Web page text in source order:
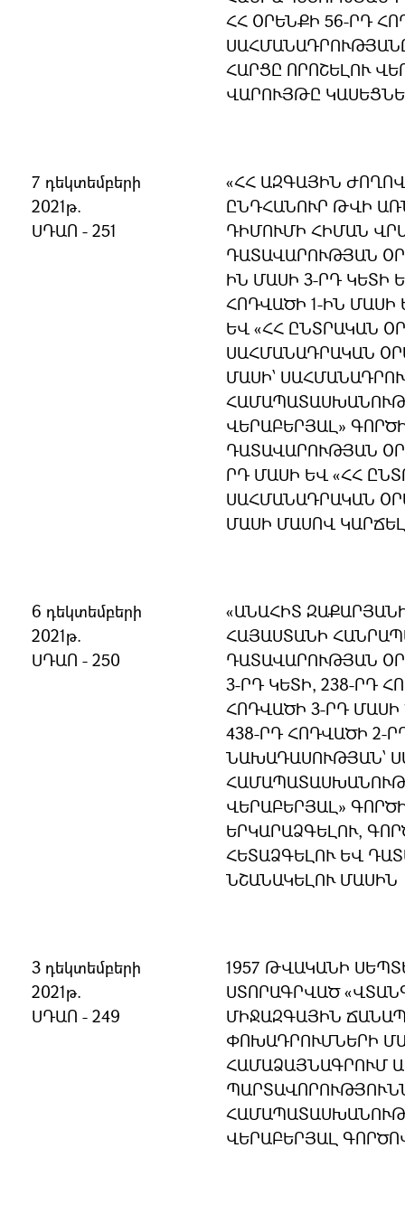
ՀՀ ՕՐԵՆՔԻ 56-ՐԴ
ՀԱՐՑԸ ՈՐՈՇԵԼՈՒ
ՎԱՐՈՒՅԹԸ
7 դեկտեմբերի
2021թ.
ՍԴԱՈ - 251
«ՀՀ ԱԶԳԱՅԻՆ
ԸՆԴՀԱՆՈՒՐ ԹՎԻ
ԴԻՄՈՒՄԻ ՀԻՄԱՆ
ԴԱՏԱՎԱՐՈՒԹՅԱՆ
ԻՆ ՄԱՍԻ 3-ՐԴ ԿԵՏԻ
ՀՈԴՎԱԾԻ 1-ԻՆ
ԵՎ «ՀՀ ԸՆՏՐԱԿԱՆ
ՍԱՀՄԱՆԱԴՐԱԿԱՆ
ՄԱՍԻ՝
ՎԵՐԱԲԵՐՅԱԼ»
ԴԱՏԱՎԱՐՈՒԹՅԱՆ
ՐԴ ՄԱՍԻ ԵՎ «ՀՀ
ՍԱՀՄԱՆԱԴՐԱԿԱՆ
ՄԱՍԻ ՄԱՍՈՎ
6 դեկտեմբերի
2021թ.
ՍԴԱՈ - 250
«ԱՆԱՀԻՏ
ՀԱՅԱՍՏԱՆԻ
ԴԱՏԱՎԱՐՈՒԹՅԱՆ
3-ՐԴ ԿԵՏԻ, 238-ՐԴ
ՀՈԴՎԱԾԻ 3-ՐԴ
438-ՐԴ ՀՈԴՎԱԾԻ 2-
ՆԱԽԱԴԱՍՈՒԹՅԱՆ՝
ՎԵՐԱԲԵՐՅԱԼ»
ԵՐԿԱՐԱՁԳԵԼՈՒ,
ՀԵՏԱՁԳԵԼՈՒ ԵՎ
ՆՇԱՆԱԿԵԼՈՒ ՄԱՍԻՆ
3 դեկտեմբերի
2021թ.
ՍԴԱՈ - 249
1957 ԹՎԱԿԱՆԻ
ՍՏՈՐԱԳՐՎԱԾ
ՄԻՋԱԶԳԱՅԻՆ
ՓՈԽԱԴՐՈՒՄՆԵՐԻ
ՀԱՄԱՁԱՅՆԱԳՐՈՒՄ
ՎԵՐԱԲԵՐՅԱԼ